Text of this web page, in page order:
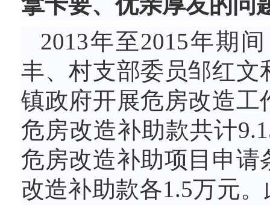
2013年至2015年期
丰、村支部委员邹红
镇政府开展危房改造
危房改造补助款共计
危房改造补助项目申
改造补助款各1.5万元